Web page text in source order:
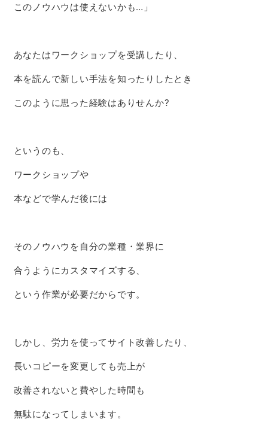
このノウハウは使えないかも…」
あなたは ワークショップを受講したり、
本を読んで新しい手法を知ったりしたとき
このように思った経験はありせんか?
というのも、
ワークショップや
本などで学んだ後には
そのノウハウを自分の業種・業界に
合うようにカスタマイズする、
という作業が必要だからです。
しかし、労力を使ってサイト改善したり、
長いコピーを変更しても売上が
改善されないと費やした時間も
無駄になってしまいます。